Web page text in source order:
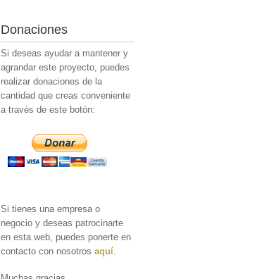
Donaciones
Si deseas ayudar a mantener y
agrandar este proyecto, puedes
realizar donaciones de la
cantidad que creas conveniente
a través de este botón:
Si tienes una empresa o
negocio y deseas patrocinarte
en esta web, puedes ponerte en
contacto con nosotrosaquí.